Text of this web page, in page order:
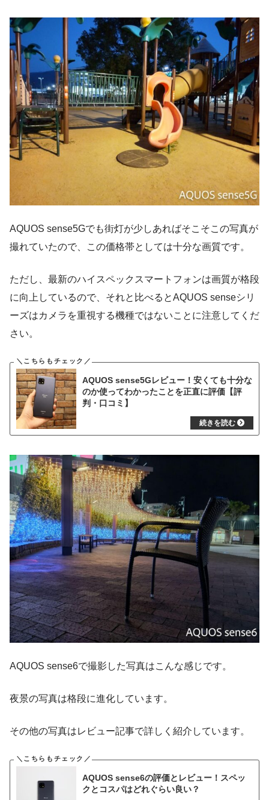
AQUOS sense5Gでも街灯が少しあればそこそこの写真が
撮れていたので、この価格帯としては十分な画質です。
ただし、最新のハイスペックスマートフォンは画質が格段
に向上しているので、それと比べるとAQUOS senseシリ
ーズはカメラを重視する機種ではないことに注意してくだ
さい。
AQUOS sense5Gレビュー！安くても十分な
のか使ってわかったことを正直に評価【評
判・口コミ】
AQUOS sense6で撮影した写真はこんな感じです。
夜景の写真は格段に進化しています。
その他の写真はレビュー記事で詳しく紹介しています。
AQUOS sense6の評価とレビュー！スペッ
クとコスパはどれぐらい良い？